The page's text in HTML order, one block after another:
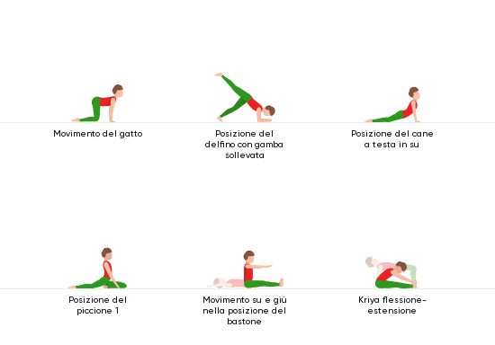
Movimento del gatto
Posizione del
delfino con gamba
sollevata
Posizione del cane
a testa in su
Posizione del
piccione 1
Movimento su e giù
nella posizione del
bastone
Kriya flessione-
estensione